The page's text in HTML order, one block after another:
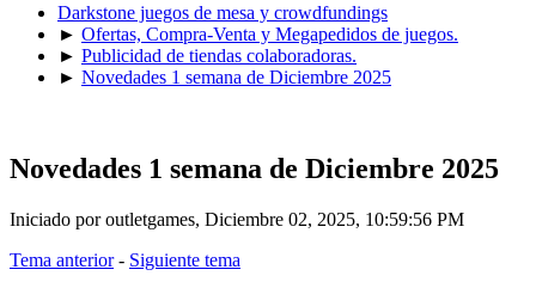
Darkstone juegos de mesa y crowdfundings
► Ofertas, Compra-Venta y Megapedidos de juegos.
► Publicidad de tiendas colaboradoras.
► Novedades 1 semana de Diciembre 2025
Novedades 1 semana de Diciembre 2025
Iniciado por outletgames, Diciembre 02, 2025, 10:59:56 PM
Tema anterior- Siguiente tema